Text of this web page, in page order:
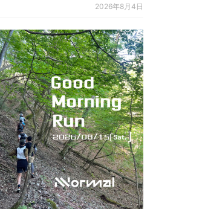
2026年8月4日